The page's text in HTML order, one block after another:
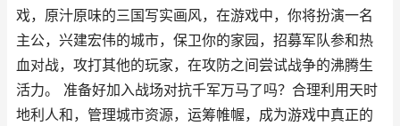
戏，原汁原味的三国写实画风，在游戏中，你将扮演一名
主公，兴建宏伟的城市，保卫你的家园，招募军队参和热
血对战，攻打其他的玩家，在攻防之间尝试战争的沸腾生
活力。 准备好加入战场对抗千军万马了吗？合理利用天时
地利人和，管理城市资源，运筹帷幄，成为游戏中真正的